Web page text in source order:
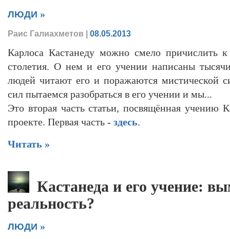
ЛЮДИ »
Раис Галиахметов | 08.05.2013
Карлоса Кастанеду можно смело причислить
столетия. О нем и его учении написаны
людей читают его и поражаются мистической
сил пытаемся разобраться в его учении и мы...
Это вторая часть статьи, посвящённая учению
проекте. Первая часть - здесь.
Читать »
Кастанеда и его учение:
реальность?
ЛЮДИ »